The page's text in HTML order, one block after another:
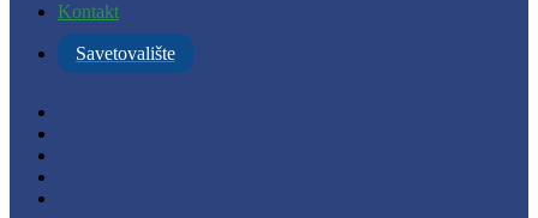
Kontakt
Savetovalište